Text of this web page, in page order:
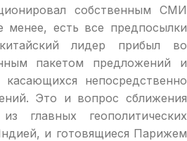
собственным СМИ
менее, есть все предпосылки
лидер прибыл во
пакетом предложений и
непосредственно
Это и вопрос сближения
главных геополитических
и готовящиеся Парижем